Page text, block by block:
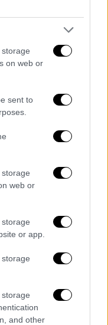
on web or
sent to
web or
or app.
and other
γηπέδου
- Το
των νέων
-
στην έδρα της
σε ένα ματς που
3-0 και έμειναν
πρωτοπόρο